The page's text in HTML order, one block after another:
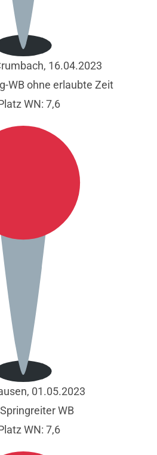
16.04.2023
WB ohne erlaubte Zeit
WN: 7,6
01.05.2023
WB
WN: 7,6